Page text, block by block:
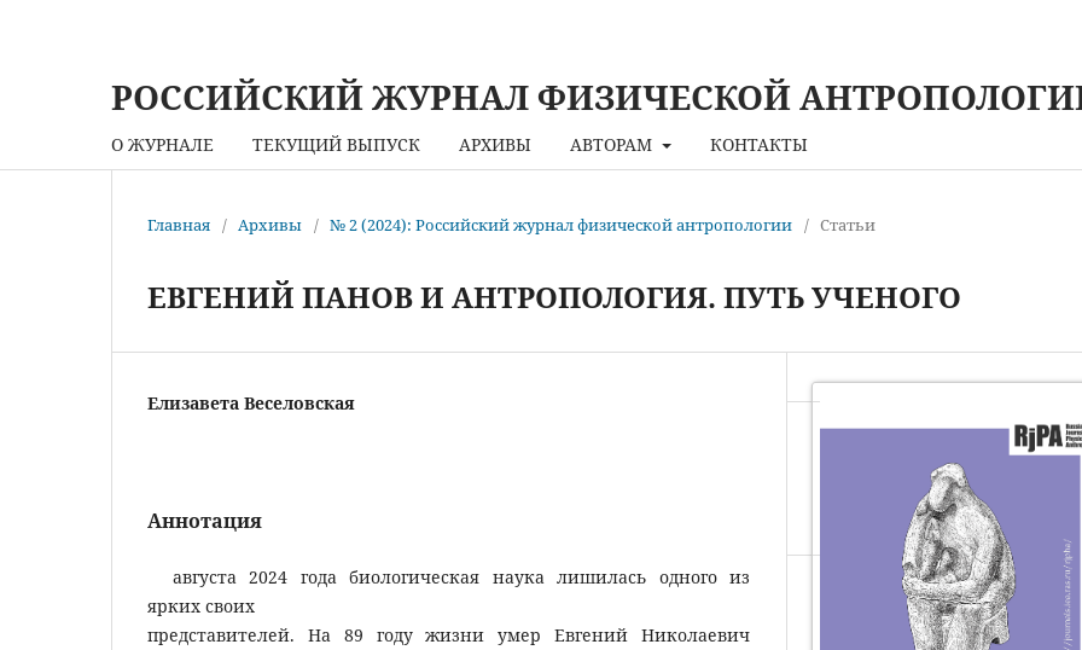
РОССИЙСКИЙ ЖУРНАЛ ФИЗИЧЕСКОЙ
О ЖУРНАЛЕ ТЕКУЩИЙ ВЫПУСК АРХИВЫ АВТОРАМ КОНТАКТЫ
Главная / Архивы / № 2 (2024): Российский журнал физической антропологии / Статьи
ЕВГЕНИЙ ПАНОВ И АНТРОПОЛОГИЯ. ПУТЬ УЧЕНОГО
Елизавета Веселовская
Аннотация
августа 2024 года биологическая наука лишилась одного из
ярких своих
представителей. На 89 году жизни умер Евгений Николаевич